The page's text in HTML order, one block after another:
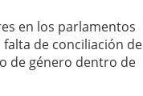
en los parlamentos
de conciliación de
de género dentro de